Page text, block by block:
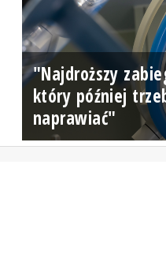
"Najdroższy
który później
naprawiać"